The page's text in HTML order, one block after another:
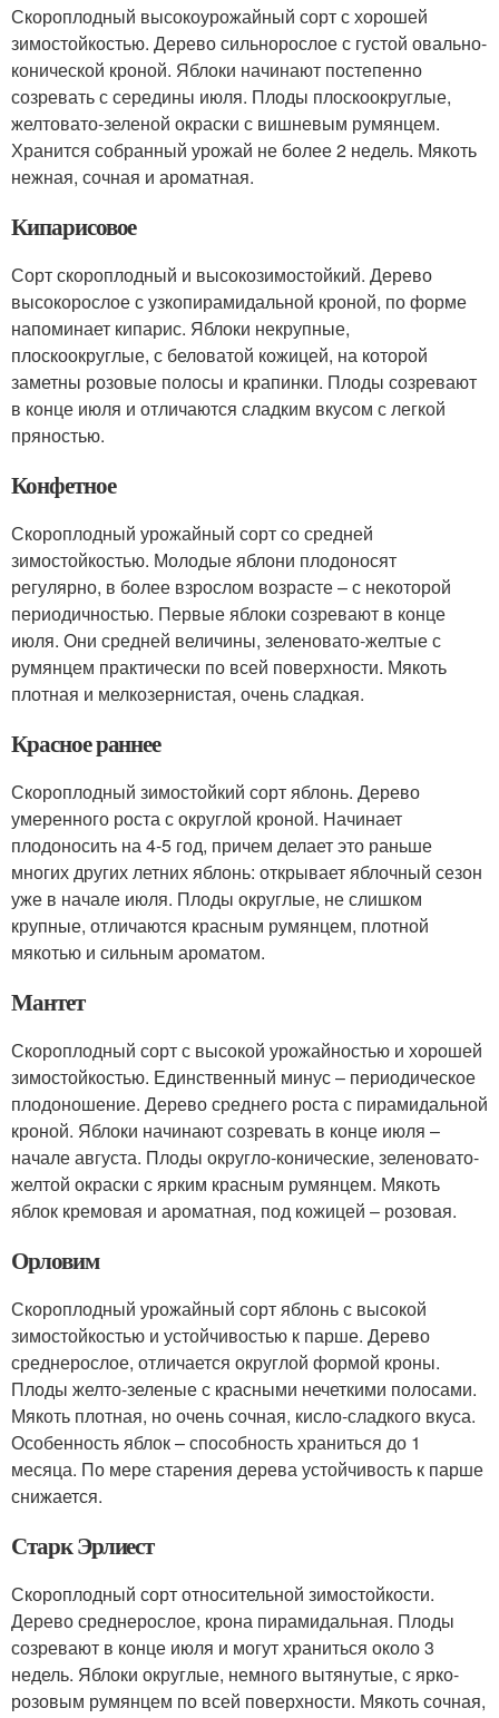
Скороплодный высокоурожайный сорт с хорошей
зимостойкостью. Дерево сильнорослое с густой овально-
конической кроной. Яблоки начинают постепенно
созревать с середины июля. Плоды плоскоокруглые,
желтовато-зеленой окраски с вишневым румянцем.
Хранится собранный урожай не более 2 недель. Мякоть
нежная, сочная и ароматная.
Кипарисовое
Сорт скороплодный и высокозимостойкий. Дерево
высокорослое с узкопирамидальной кроной, по форме
напоминает кипарис. Яблоки некрупные,
плоскоокруглые, с беловатой кожицей, на которой
заметны розовые полосы и крапинки. Плоды созревают
в конце июля и отличаются сладким вкусом с легкой
пряностью.
Конфетное
Скороплодный урожайный сорт со средней
зимостойкостью. Молодые яблони плодоносят
регулярно, в более взрослом возрасте – с некоторой
периодичностью. Первые яблоки созревают в конце
июля. Они средней величины, зеленовато-желтые с
румянцем практически по всей поверхности. Мякоть
плотная и мелкозернистая, очень сладкая.
Красное раннее
Скороплодный зимостойкий сорт яблонь. Дерево
умеренного роста с округлой кроной. Начинает
плодоносить на 4-5 год, причем делает это раньше
многих других летних яблонь: открывает яблочный сезон
уже в начале июля. Плоды округлые, не слишком
крупные, отличаются красным румянцем, плотной
мякотью и сильным ароматом.
Мантет
Скороплодный сорт с высокой урожайностью и хорошей
зимостойкостью. Единственный минус – периодическое
плодоношение. Дерево среднего роста с пирамидальной
кроной. Яблоки начинают созревать в конце июля –
начале августа. Плоды округло-конические, зеленовато-
желтой окраски с ярким красным румянцем. Мякоть
яблок кремовая и ароматная, под кожицей – розовая.
Орловим
Скороплодный урожайный сорт яблонь с высокой
зимостойкостью и устойчивостью к парше. Дерево
среднерослое, отличается округлой формой кроны.
Плоды желто-зеленые с красными нечеткими полосами.
Мякоть плотная, но очень сочная, кисло-сладкого вкуса.
Особенность яблок – способность храниться до 1
месяца. По мере старения дерева устойчивость к парше
снижается.
Старк Эрлиест
Скороплодный сорт относительной зимостойкости.
Дерево среднерослое, крона пирамидальная. Плоды
созревают в конце июля и могут храниться около 3
недель. Яблоки округлые, немного вытянутые, с ярко-
розовым румянцем по всей поверхности. Мякоть сочная,